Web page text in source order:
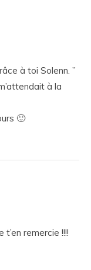
à toi Solenn. ”
à la
🙂
t’en remercie !!!!